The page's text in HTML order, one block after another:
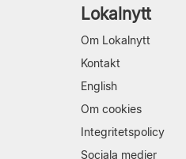
Lokalnytt
Om Lokalnytt
Kontakt
English
Om cookies
Integritetspolicy
Sociala medier